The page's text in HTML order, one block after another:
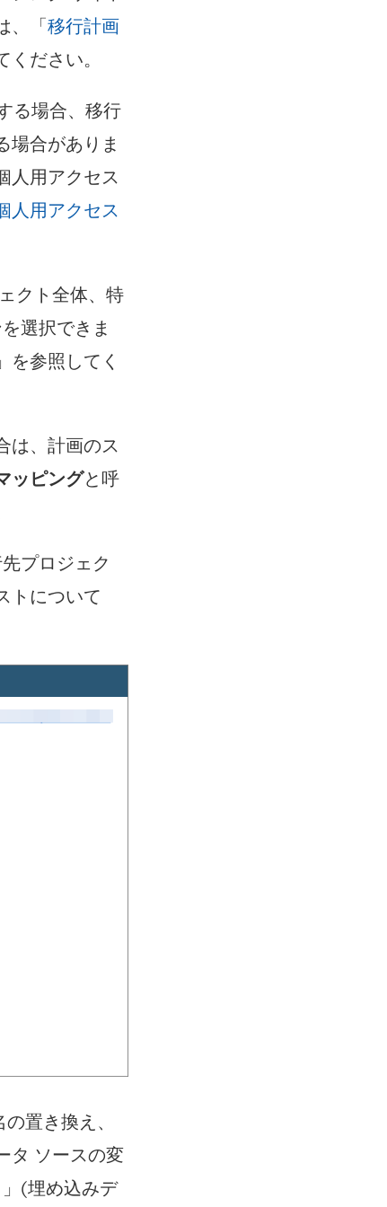
、「移行計画
ださい。
る場合、移行
場合がありま
人用アクセス
人用アクセス
クト全体、特
選択できま
を参照してく
は、計画のス
ッピングと呼
プロジェク
トについて
置き換え、
タ ソースの変
」(埋め込みデ